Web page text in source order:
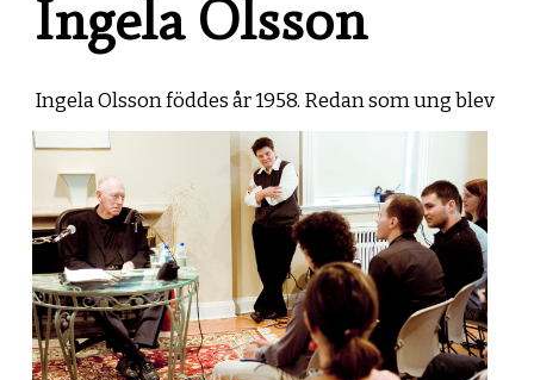
Ingela Olsson
Ingela Olsson föddes år 1958. Redan som ung blev